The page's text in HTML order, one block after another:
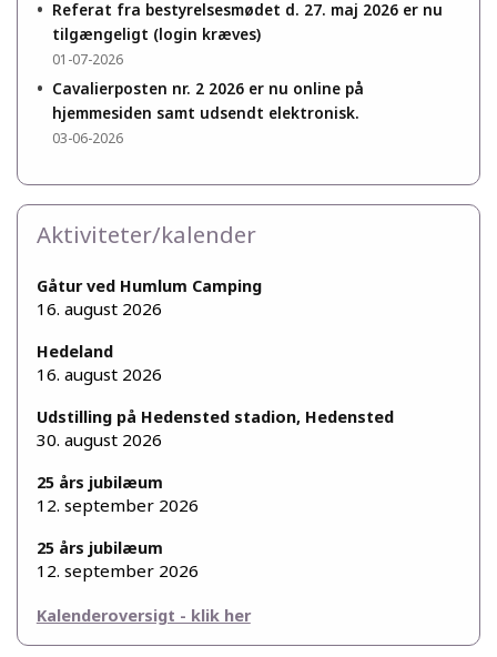
• Referat fra bestyrelsesmødet d. 27. maj 2026 er nu
tilgængeligt (login kræves)
01-07-2026
• Cavalierposten nr. 2 2026 er nu online på
hjemmesiden samt udsendt elektronisk.
03-06-2026
Aktiviteter/kalender
Gåtur ved Humlum Camping
16. august 2026
Hedeland
16. august 2026
Udstilling på Hedensted stadion, Hedensted
30. august 2026
25 års jubilæum
12. september 2026
25 års jubilæum
12. september 2026
Kalenderoversigt - klik her